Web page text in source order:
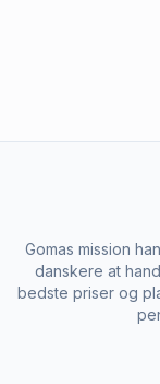
Gomas mission
danskere at
bedste priser og